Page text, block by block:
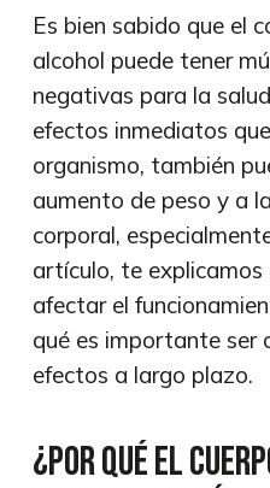
Es bien sabido que el
alcohol puede tener
negativas para la
efectos inmediatos
organismo, también
aumento de peso y a
corporal,
artículo, te
afectar el
qué es importante ser
efectos a largo plazo.
¿Por qué el